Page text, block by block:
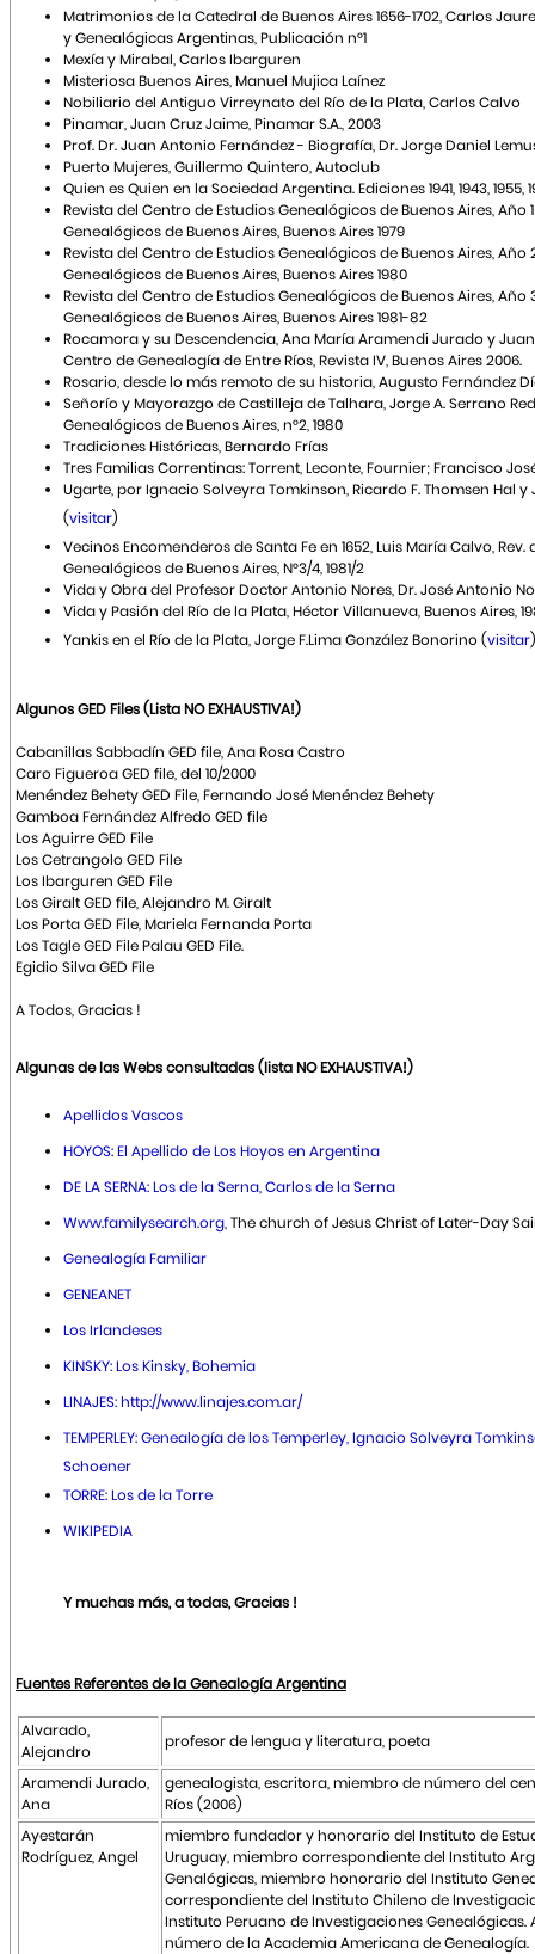
Matrimonios de la Catedral de Buenos Aires 1656-1702, Carlos
y Genealógicas Argentinas, Publicación n°1
Mexía y Mirabal, Carlos Ibarguren
Misteriosa Buenos Aires, Manuel Mujica Laínez
Nobiliario del Antiguo Virreynato del Río de la Plata, Carlos Calvo
Pinamar, Juan Cruz Jaime, Pinamar S.A., 2003
Prof. Dr. Juan Antonio Fernández - Biografía, Dr. Jorge Daniel
Puerto Mujeres, Guillermo Quintero, Autoclub
Quien es Quien en la Sociedad Argentina. Ediciones 1941, 1943, 1955,
Revista del Centro de Estudios Genealógicos de Buenos Aires, Año 1
Genealógicos de Buenos Aires, Buenos Aires 1979
Revista del Centro de Estudios Genealógicos de Buenos Aires, Año
Genealógicos de Buenos Aires, Buenos Aires 1980
Revista del Centro de Estudios Genealógicos de Buenos Aires, Año
Genealógicos de Buenos Aires, Buenos Aires 1981-82
Rocamora y su Descendencia, Ana María Aramendi Jurado y
Centro de Genealogía de Entre Ríos, Revista IV, Buenos Aires 2006.
Rosario, desde lo más remoto de su historia, Augusto Fernández
Señorío y Mayorazgo de Castilleja de Talhara, Jorge A. Serrano
Genealógicos de Buenos Aires, n°2, 1980
Tradiciones Históricas, Bernardo Frías
Tres Familias Correntinas: Torrent, Leconte, Fournier; Francisco
Ugarte, por Ignacio Solveyra Tomkinson, Ricardo F. Thomsen Hal
(visitar)
Vecinos Encomenderos de Santa Fe en 1652, Luis María Calvo, Rev.
Genealógicos de Buenos Aires, N°3/4, 1981/2
Vida y Obra del Profesor Doctor Antonio Nores, Dr. José Antonio
Vida y Pasión del Río de la Plata, Héctor Villanueva, Buenos Aires,
Yankis en el Río de la Plata, Jorge F.Lima González Bonorino (visitar)
Algunos GED Files (Lista NO EXHAUSTIVA!)
Cabanillas Sabbadín GED file, Ana Rosa Castro
Caro Figueroa GED file, del 10/2000
Menéndez Behety GED File, Fernando José Menéndez Behety
Gamboa Fernández Alfredo GED file
Los Aguirre GED File
Los Cetrangolo GED File
Los Ibarguren GED File
Los Giralt GED file, Alejandro M. Giralt
Los Porta GED File, Mariela Fernanda Porta
Los Tagle GED File Palau GED File.
Egidio Silva GED File
A Todos, Gracias !
Algunas de las Webs consultadas (lista NO EXHAUSTIVA!)
Apellidos Vascos
HOYOS: El Apellido de Los Hoyos en Argentina
DE LA SERNA: Los de la Serna, Carlos de la Serna
Www.familysearch.org, The church of Jesus Christ of Later-Day
Genealogía Familiar
GENEANET
Los Irlandeses
KINSKY: Los Kinsky, Bohemia
LINAJES: http://www.linajes.com.ar/
TEMPERLEY: Genealogía de los Temperley, Ignacio Solveyra
Schoener
TORRE: Los de la Torre
WIKIPEDIA
Y muchas más, a todas, Gracias !
Fuentes Referentes de la Genealogía Argentina
Alvarado,
Alejandro
profesor de lengua y literatura, poeta
Aramendi Jurado,
Ana
genealogista, escritora, miembro de número del
Ríos (2006)
Ayestarán
Rodríguez, Angel
miembro fundador y honorario del Instituto de
Uruguay, miembro correspondiente del Instituto
Genalógicas, miembro honorario del Instituto
correspondiente del Instituto Chileno de
Instituto Peruano de Investigaciones
número de la Academia Americana de Genealogía.